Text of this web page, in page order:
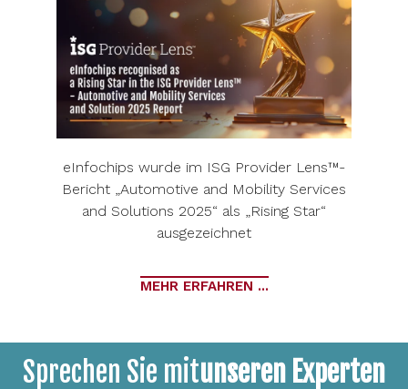
eInfochips wurde im ISG Provider Lens™-
Bericht „Automotive and Mobility Services
and Solutions 2025“ als „Rising Star“
ausgezeichnet
MEHR ERFAHREN ...
Sprechen Sie mitunseren Experten